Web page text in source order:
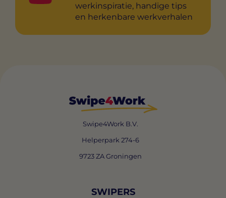
werkinspiratie, handige tips
en herkenbare werkverhalen
Swipe4Work B.V.
Helperpark 274-6
9723 ZA Groningen
SWIPERS